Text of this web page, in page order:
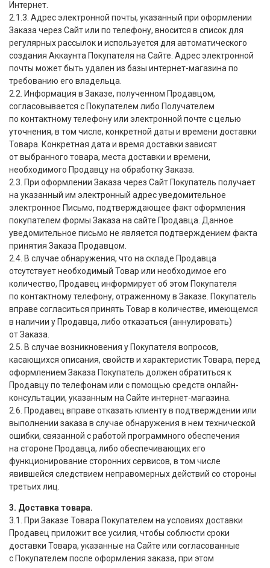
Интернет.
2.1.3. Адрес электронной почты, указанный при оформлении
Заказа через Сайт или по телефону, вносится в список для
регулярных рассылок и используется для автоматического
создания Аккаунта Покупателя на Сайте. Адрес электронной
почты может быть удален из базы интернет-магазина по
требованию его владельца.
2.2. Информация в Заказе, полученном Продавцом,
согласовывается с Покупателем либо Получателем
по контактному телефону или электронной почте с целью
уточнения, в том числе, конкретной даты и времени доставки
Товара. Конкретная дата и время доставки зависят
от выбранного товара, места доставки и времени,
необходимого Продавцу на обработку Заказа.
2.3. При оформлении Заказа через Сайт Покупатель получает
на указанный им электронный адрес уведомительное
электронное Письмо, подтверждающее факт оформления
покупателем формы Заказа на сайте Продавца. Данное
уведомительное письмо не является подтверждением факта
принятия Заказа Продавцом.
2.4. В случае обнаружения, что на складе Продавца
отсутствует необходимый Товар или необходимое его
количество, Продавец информирует об этом Покупателя
по контактному телефону, отраженному в Заказе. Покупатель
вправе согласиться принять Товар в количестве, имеющемся
в наличии у Продавца, либо отказаться (аннулировать)
от Заказа.
2.5. В случае возникновения у Покупателя вопросов,
касающихся описания, свойств и характеристик Товара, перед
оформлением Заказа Покупатель должен обратиться к
Продавцу по телефонам или с помощью средств онлайн-
консультации, указанным на Сайте интернет-магазина.
2.6. Продавец вправе отказать клиенту в подтверждении или
выполнении заказа в случае обнаружения в нем технической
ошибки, связанной с работой программного обеспечения
на стороне Продавца, либо обеспечивающих его
функционирование сторонних сервисов, в том числе
явившейся следствием неправомерных действий со стороны
третьих лиц.
3. Доставка товара.
3.1. При Заказе Товара Покупателем на условиях доставки
Продавец приложит все усилия, чтобы соблюсти сроки
доставки Товара, указанные на Сайте или согласованные
с Покупателем после оформления заказа, при этом